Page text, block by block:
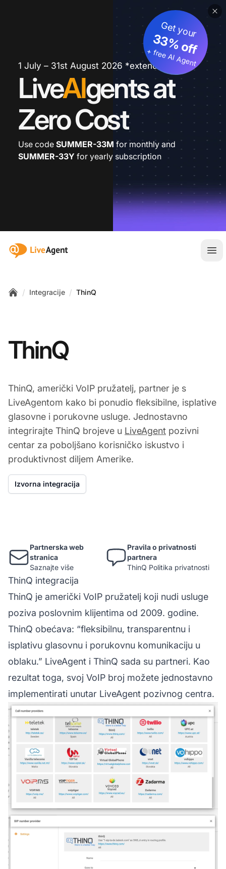
1 July – 31st August 2026 *extended
LiveAIgents at
Zero Cost
Get your
33% off
+ free AI Agent
Use code SUMMER-33M for monthly and
SUMMER-33Y for yearly subscription
:site.title
/ Integracije / ThinQ
ThinQ
ThinQ, američki VoIP pružatelj, partner je s
LiveAgentom kako bi ponudio fleksibilne, isplative
glasovne i porukovne usluge. Jednostavno
integrirajte ThinQ brojeve u LiveAgent pozivni
centar za poboljšano korisničko iskustvo i
produktivnost diljem Amerike.
Izvorna integracija
Partnerska web
stranica
Saznajte više
Pravila o privatnosti
partnera
ThinQ Politika privatnosti
ThinQ integracija
ThinQ je američki VoIP pružatelj koji nudi usluge
poziva poslovnim klijentima od 2009. godine.
ThinQ obećava: “fleksibilnu, transparentnu i
isplativu glasovnu i porukovnu komunikaciju u
oblaku.” LiveAgent i ThinQ sada su partneri. Kao
rezultat toga, svoj VoIP broj možete jednostavno
implementirati unutar LiveAgent pozivnog centra.